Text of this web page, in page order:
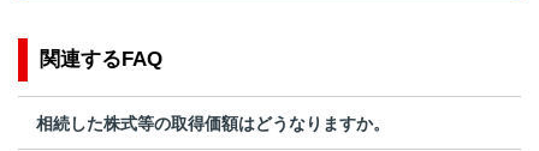
関連するFAQ
相続した株式等の取得価額はどうなりますか。